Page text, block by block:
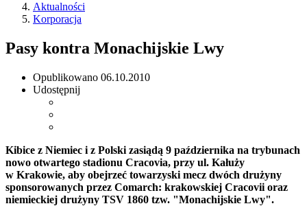
Aktualności
Korporacja
Pasy kontra Monachijskie Lwy
Opublikowano 06.10.2010
Udostępnij
Kibice z Niemiec i z Polski zasiądą 9 października na trybunach
nowo otwartego stadionu Cracovia, przy ul. Kałuży
w Krakowie, aby obejrzeć towarzyski mecz dwóch drużyny
sponsorowanych przez Comarch: krakowskiej Cracovii oraz
niemieckiej drużyny TSV 1860 tzw. "Monachijskie Lwy".